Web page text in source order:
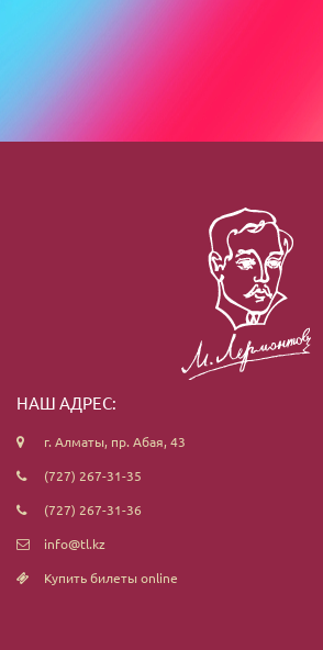
НАШ АДРЕС:
г. Алматы, пр. Абая, 43
(727) 267-31-35
(727) 267-31-36
info@tl.kz
Купить билеты online